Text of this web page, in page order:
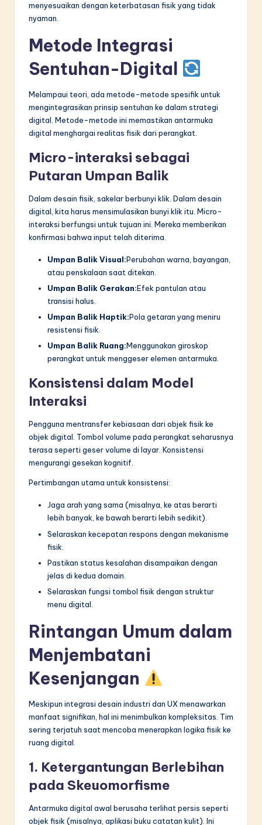
menyesuaikan dengan keterbatasan fisik yang tidak
nyaman.
Metode Integrasi
Sentuhan-Digital
Melampaui teori, ada metode-metode spesifik untuk
mengintegrasikan prinsip sentuhan ke dalam strategi
digital. Metode-metode ini memastikan antarmuka
digital menghargai realitas fisik dari perangkat.
Micro-interaksi sebagai
Putaran Umpan Balik
Dalam desain fisik, sakelar berbunyi klik. Dalam desain
digital, kita harus mensimulasikan bunyi klik itu. Micro-
interaksi berfungsi untuk tujuan ini. Mereka memberikan
konfirmasi bahwa input telah diterima.
Umpan Balik Visual:Perubahan warna, bayangan,
atau penskalaan saat ditekan.
Umpan Balik Gerakan:Efek pantulan atau
transisi halus.
Umpan Balik Haptik:Pola getaran yang meniru
resistensi fisik.
Umpan Balik Ruang:Menggunakan giroskop
perangkat untuk menggeser elemen antarmuka.
Konsistensi dalam Model
Interaksi
Pengguna mentransfer kebiasaan dari objek fisik ke
objek digital. Tombol volume pada perangkat seharusnya
terasa seperti geser volume di layar. Konsistensi
mengurangi gesekan kognitif.
Pertimbangan utama untuk konsistensi:
Jaga arah yang sama (misalnya, ke atas berarti
lebih banyak, ke bawah berarti lebih sedikit).
Selaraskan kecepatan respons dengan mekanisme
fisik.
Pastikan status kesalahan disampaikan dengan
jelas di kedua domain.
Selaraskan fungsi tombol fisik dengan struktur
menu digital.
Rintangan Umum dalam
Menjembatani
Kesenjangan
Meskipun integrasi desain industri dan UX menawarkan
manfaat signifikan, hal ini menimbulkan kompleksitas. Tim
sering terjatuh saat mencoba menerapkan logika fisik ke
ruang digital.
1. Ketergantungan Berlebihan
pada Skeuomorfisme
Antarmuka digital awal berusaha terlihat persis seperti
objek fisik (misalnya, aplikasi buku catatan kulit). Ini